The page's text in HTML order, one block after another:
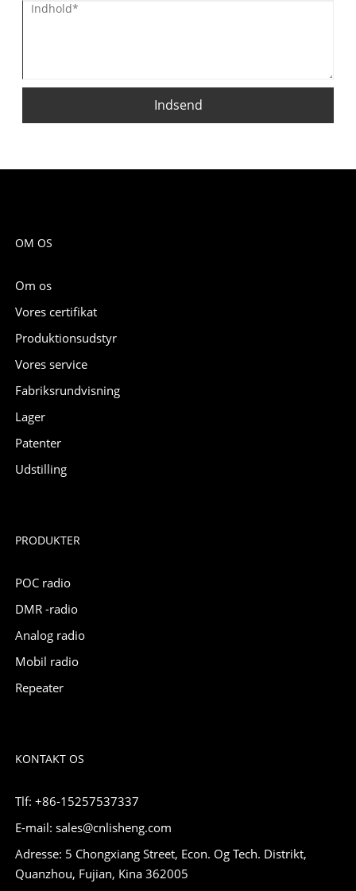
Indsend
OM OS
Om os
Vores certifikat
Produktionsudstyr
Vores service
Fabriksrundvisning
Lager
Patenter
Udstilling
PRODUKTER
POC radio
DMR -radio
Analog radio
Mobil radio
Repeater
KONTAKT OS
Tlf: +86-15257537337
E-mail: sales@cnlisheng.com
Adresse: 5 Chongxiang Street, Econ. Og Tech. Distrikt,
Quanzhou, Fujian, Kina 362005